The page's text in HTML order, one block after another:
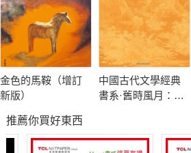
街告狀。公爵命令安其洛與馬蓮娜結婚，
為弟弟已死的情況下，伊瑟貝願意為安
與柯樂迪相同的罪行，真的會被處死嗎？
誰有罪，誰又真的能罰誰？
在「法、理、情」面前，誰又能做全知的
莎劇研究權威彭鏡禧教授指出：「莎士
金色的馬鞍（增訂
新版）
中國古代文學經典
書系·舊時風月：徐
推薦你買好東西